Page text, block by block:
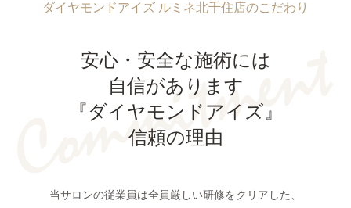
ダイヤモンドアイズ ルミネ北千住店のこだわり
安心・安全な施術には
自信があります
『ダイヤモンドアイズ』
信頼の理由
当サロンの従業員は全員厳しい研修をクリアした、